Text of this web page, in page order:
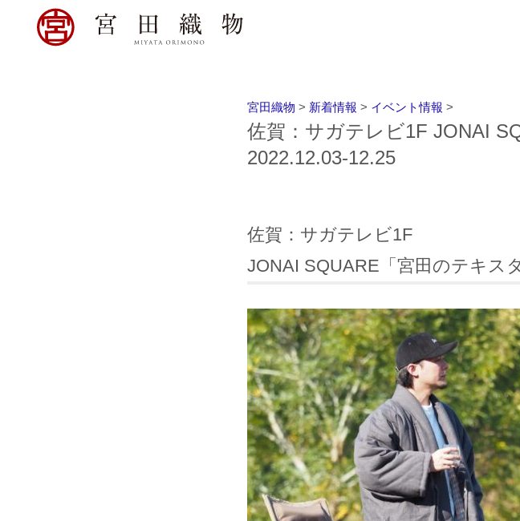
宮田織物 > 新着情報 > イベント情報 >
佐賀：サガテレビ1F JONAI
2022.12.03-12.25
佐賀：サガテレビ1F
JONAI SQUARE「宮田のテキス